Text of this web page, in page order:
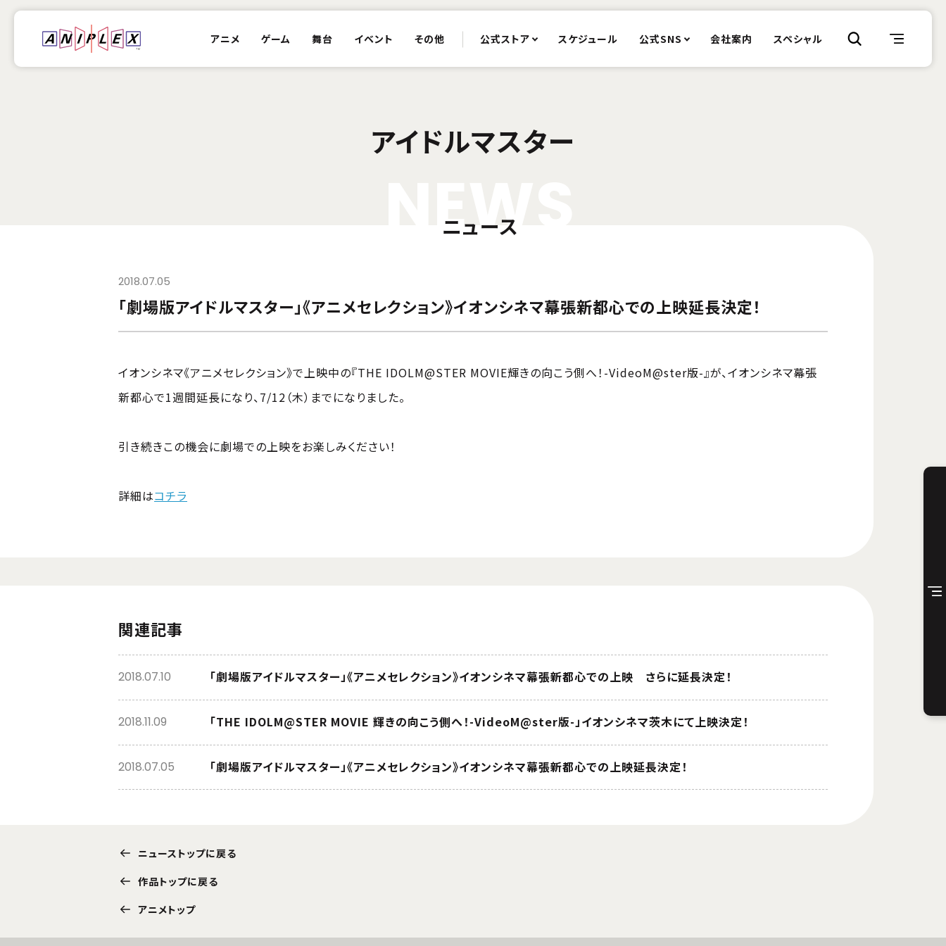
アニメ ゲーム 舞台 イベント その他 公式ストア スケジュール 公式SNS 会社案内 スペシャル
アイドルマスター
EW
ニュース
2018.07.05
「劇場版アイドルマスター」《アニメセレクション》イオンシネマ幕張新都心での上映延長決定！
イオンシネマ《アニメセレクション》で上映中の『THE IDOLM@STER MOVIE輝きの向こう側へ！-VideoM@ster版-』が、イオンシネマ幕張
新都心で1週間延長になり、7/12（木）までになりました。
引き続きこの機会に劇場での上映をお楽しみください！
詳細はコチラ
関連記事
「劇場版アイドルマスター」《アニメセレクション》イオンシネマ幕張新都心での上映 さらに延長決定！
2018.07.10
「THE IDOLM@STER MOVIE 輝きの向こう側へ！-VideoM@ster版-」イオンシネマ茨木にて上映決定！
2018.11.09
「劇場版アイドルマスター」《アニメセレクション》イオンシネマ幕張新都心での上映延長決定！
2018.07.05
ニューストップに戻る
作品トップに戻る
アニメトップ